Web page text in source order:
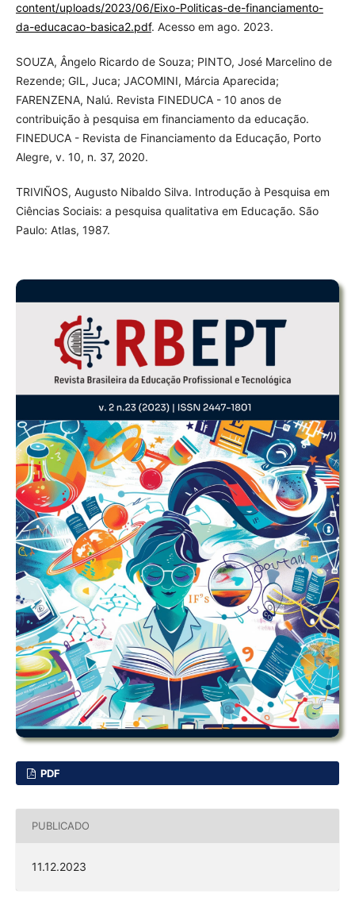
content/uploads/2023/06/Eixo-Politicas-de-financiamento-
da-educacao-basica2.pdf. Acesso em ago. 2023.
SOUZA, Ângelo Ricardo de Souza; PINTO, José Marcelino de
Rezende; GIL, Juca; JACOMINI, Márcia Aparecida;
FARENZENA, Nalú. Revista FINEDUCA - 10 anos de
contribuição à pesquisa em financiamento da educação.
FINEDUCA - Revista de Financiamento da Educação, Porto
Alegre, v. 10, n. 37, 2020.
TRIVIÑOS, Augusto Nibaldo Silva. Introdução à Pesquisa em
Ciências Sociais: a pesquisa qualitativa em Educação. São
Paulo: Atlas, 1987.
PDF
PUBLICADO
11.12.2023